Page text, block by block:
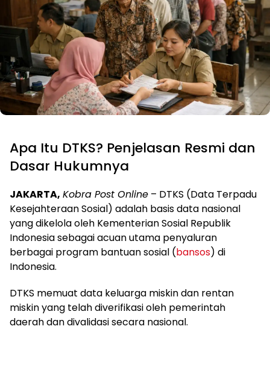
Apa Itu DTKS? Penjelasan Resmi dan
Dasar Hukumnya
JAKARTA, Kobra Post Online – DTKS (Data Terpadu
Kesejahteraan Sosial) adalah basis data nasional
yang dikelola oleh Kementerian Sosial Republik
Indonesia sebagai acuan utama penyaluran
berbagai program bantuan sosial (bansos) di
Indonesia.
DTKS memuat data keluarga miskin dan rentan
miskin yang telah diverifikasi oleh pemerintah
daerah dan divalidasi secara nasional.